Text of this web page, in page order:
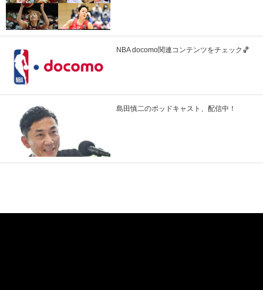
NBA docomo関連コンテンツをチェック🏀
島田慎二のポッドキャスト、配信中！